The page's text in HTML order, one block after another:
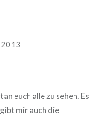
euch alle zu sehen. Es
mir auch die